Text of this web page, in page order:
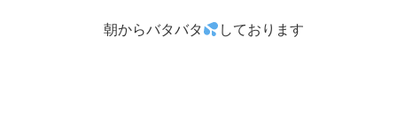
朝からバタバタ しております